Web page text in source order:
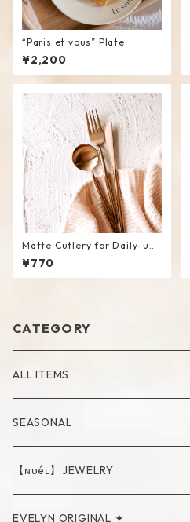
“Paris et vous” Plate
¥2,200
Matte Cutlery for Daily-use
#RoseGold
¥770
CATEGORY
ALL ITEMS
SEASONAL
【ɴᴜéʟ】JEWELRY
PIERCE
EVELYN ORIGINAL ✦